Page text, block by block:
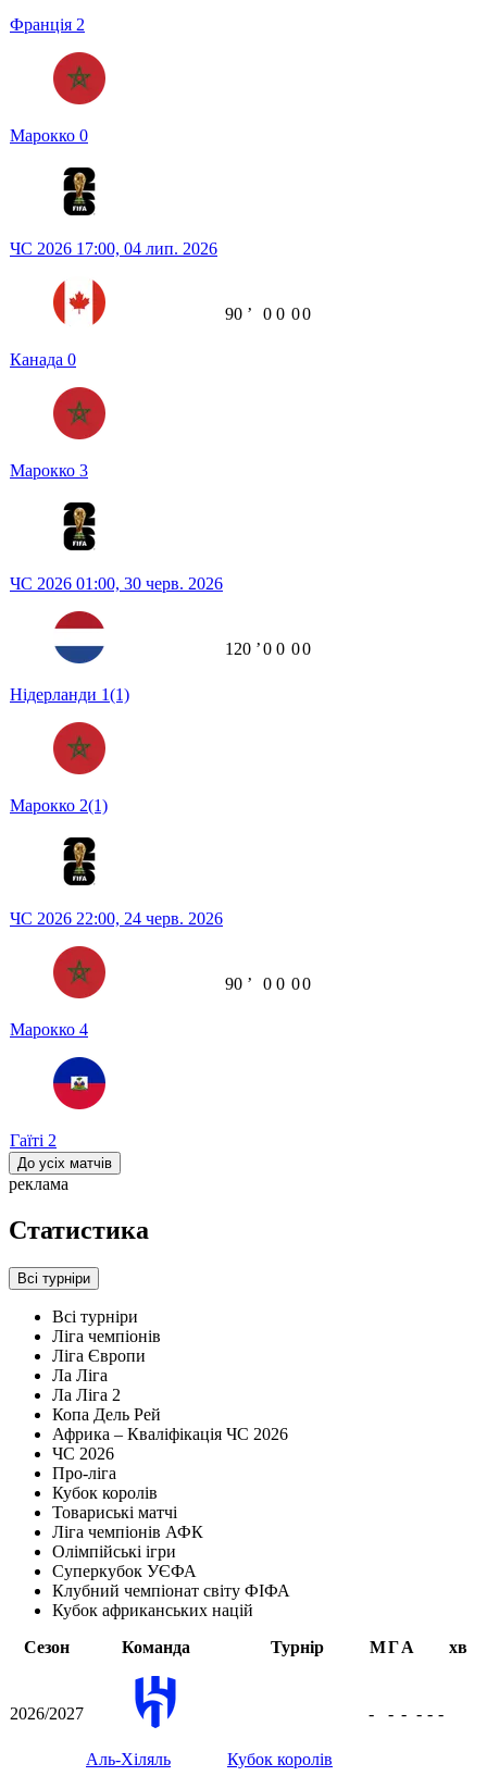
Франція 2
Марокко 0
ЧС 2026 17:00, 04 лип. 2026
Канада 0
Марокко 3
90 ʼ 0 0 00
ЧС 2026 01:00, 30 черв. 2026
Нідерланди 1(1)
Марокко 2(1)
120 ʼ0 0 00
ЧС 2026 22:00, 24 черв. 2026
Марокко 4
Гаїті 2
90 ʼ 0 0 00
До усіх матчів
реклама
Статистика
Всі турніри
Всі турніри
Ліга чемпіонів
Ліга Європи
Ла Ліга
Ла Ліга 2
Копа Дель Рей
Африка – Кваліфікація ЧС 2026
ЧС 2026
Про-ліга
Кубок королів
Товариські матчі
Ліга чемпіонів АФК
Олімпійські ігри
Суперкубок УЄФА
Клубний чемпіонат світу ФІФА
Кубок африканських націй
Сезон
Команда Турнір МГА хв
2026/2027
Аль-Хіляль Кубок королів
- - - - - -